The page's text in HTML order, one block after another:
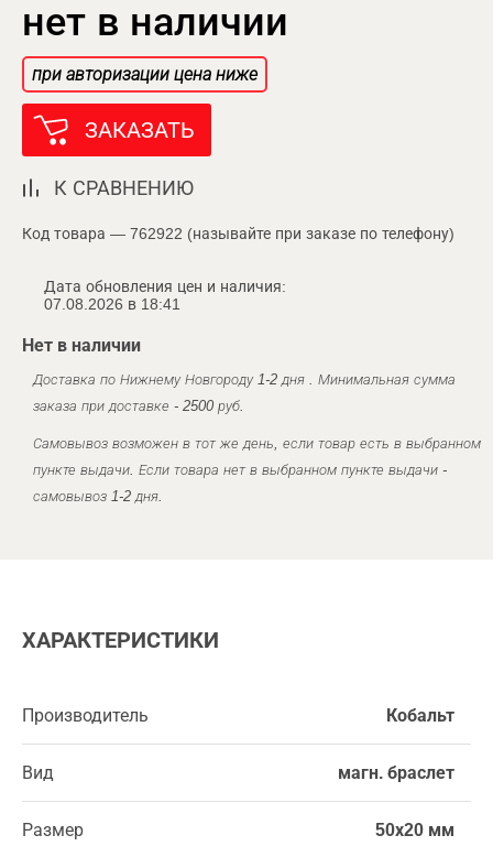
нет в наличии
при авторизации цена ниже
ЗАКАЗАТЬ
К СРАВНЕНИЮ
Код товара — 762922 (называйте при заказе по телефону)
Дата обновления цен и наличия:
07.08.2026 в 18:41
Нет в наличии
Доставка по Нижнему Новгороду 1-2 дня . Минимальная сумма
заказа при доставке - 2500 руб.
Самовывоз возможен в тот же день, если товар есть в выбранном
пункте выдачи. Если товара нет в выбранном пункте выдачи -
самовывоз 1-2 дня.
ХАРАКТЕРИСТИКИ
Производитель Кобальт
Вид магн. браслет
Размер 50х20 мм